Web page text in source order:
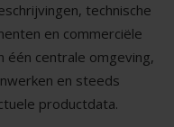
technische
en commerciële
één centrale omgeving,
en steeds
productdata.